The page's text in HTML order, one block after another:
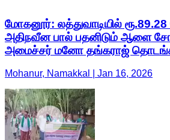
மோகனூர்: லத்துவாடியில் ரூ.89.28
அதிநவீன பால் பதனிடும் ஆளை
அமைச்சர் மனோ தங்கராஜ்
Mohanur, Namakkal | Jan 16, 2026